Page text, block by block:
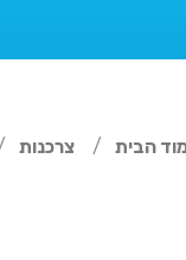
הבית צרכנות